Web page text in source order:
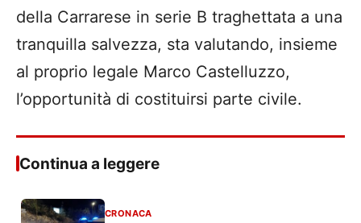
della Carrarese in serie B traghettata a una
tranquilla salvezza, sta valutando, insieme
al proprio legale Marco Castelluzzo,
l’opportunità di costituirsi parte civile.
Continua a leggere
CRONACA